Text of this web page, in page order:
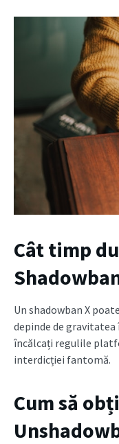
Cât timp
Un shadowban X
depinde de
încălcați regulile
interdicției fantomă.
Cum să